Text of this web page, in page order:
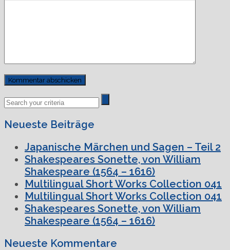
Previous
Post
Next
Post
Neueste Beiträge
Japanische Märchen und Sagen – Teil 2
Shakespeares Sonette, von William
Shakespeare (1564 – 1616)
Multilingual Short Works Collection 041
Multilingual Short Works Collection 041
Shakespeares Sonette, von William
Shakespeare (1564 – 1616)
Neueste Kommentare